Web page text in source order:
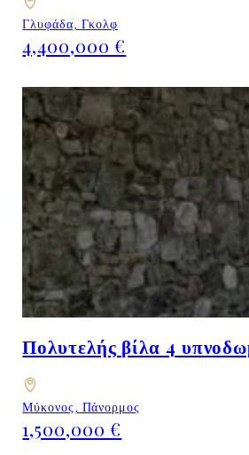
Γλυφάδα, Γκολφ
4,400,000 €
Πολυτελής βίλα 4
Μύκονος, Πάνορμος
1,500,000 €